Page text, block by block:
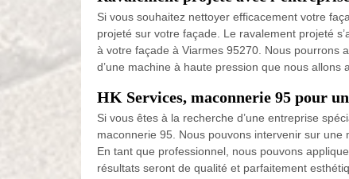
Si vous souhaitez nettoyer efficacement votre
projeté sur votre façade. Le ravalement projeté
à votre façade à Viarmes 95270. Nous pourrons
d’une machine à haute pression que nous allons
HK Services, maconnerie 95 pour
Si vous êtes à la recherche d’une entreprise
maconnerie 95. Nous pouvons intervenir sur
En tant que professionnel, nous pouvons
résultats seront de qualité et parfaitement